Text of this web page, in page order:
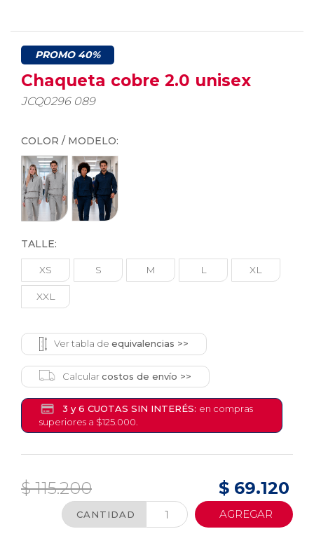
PROMO 40%
Chaqueta cobre 2.0 unisex
JCQ0296 089
COLOR / MODELO:
TALLE:
XS S M L XL
XXL
Ver tabla de equivalencias >>
Calcularcostos de envío >>
3 y 6 CUOTAS SIN INTERÉS: en compras
superiores a $125.000.
$ 115.200 $ 69.120
CANTIDAD AGREGAR